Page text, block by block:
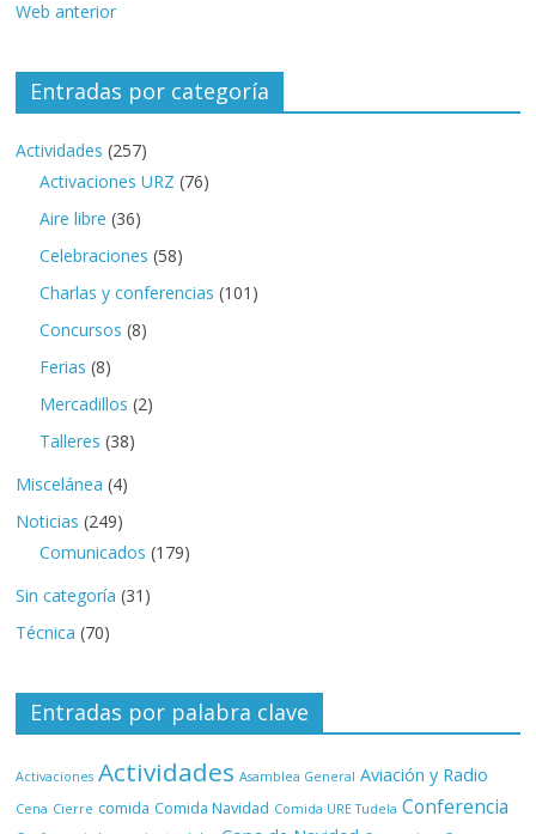
Web anterior
Entradas por categoría
Actividades (257)
Activaciones URZ (76)
Aire libre (36)
Celebraciones (58)
Charlas y conferencias (101)
Concursos (8)
Ferias (8)
Mercadillos (2)
Talleres (38)
Miscelánea (4)
Noticias (249)
Comunicados (179)
Sin categoría (31)
Técnica (70)
Entradas por palabra clave
Activaciones Actividades Asamblea General Aviación y Radio
Cena Cierre comida Comida Navidad Comida URE Tudela Conferencia